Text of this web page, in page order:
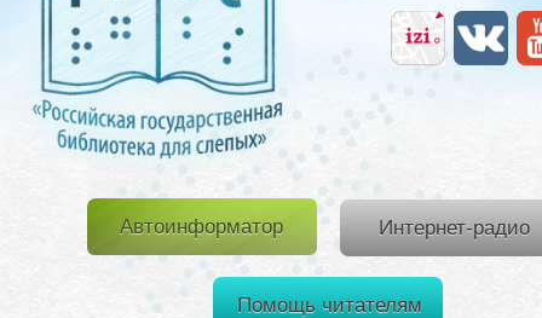
Автоинформатор Интернет-радио
Помощь читателям